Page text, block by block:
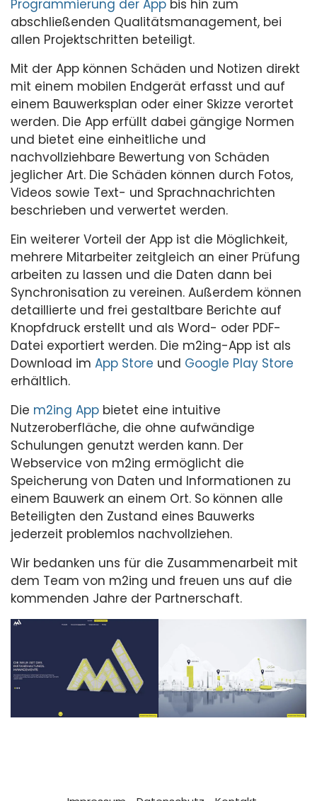
Programmierung der App bis hin zum
abschließenden Qualitätsmanagement, bei
allen Projektschritten beteiligt.
Mit der App können Schäden und Notizen direkt
mit einem mobilen Endgerät erfasst und auf
einem Bauwerksplan oder einer Skizze verortet
werden. Die App erfüllt dabei gängige Normen
und bietet eine einheitliche und
nachvollziehbare Bewertung von Schäden
jeglicher Art. Die Schäden können durch Fotos,
Videos sowie Text- und Sprachnachrichten
beschrieben und verwertet werden.
Ein weiterer Vorteil der App ist die Möglichkeit,
mehrere Mitarbeiter zeitgleich an einer Prüfung
arbeiten zu lassen und die Daten dann bei
Synchronisation zu vereinen. Außerdem können
detaillierte und frei gestaltbare Berichte auf
Knopfdruck erstellt und als Word- oder PDF-
Datei exportiert werden. Die m2ing-App ist als
Download im App Store und Google Play Store
erhältlich.
Die m2ing App bietet eine intuitive
Nutzeroberfläche, die ohne aufwändige
Schulungen genutzt werden kann. Der
Webservice von m2ing ermöglicht die
Speicherung von Daten und Informationen zu
einem Bauwerk an einem Ort. So können alle
Beteiligten den Zustand eines Bauwerks
jederzeit problemlos nachvollziehen.
Wir bedanken uns für die Zusammenarbeit mit
dem Team von m2ing und freuen uns auf die
kommenden Jahre der Partnerschaft.